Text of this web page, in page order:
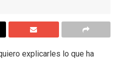
explicarles lo que ha